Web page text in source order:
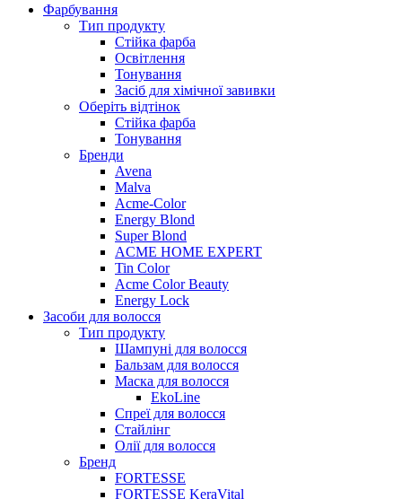
Фарбування
Тип продукту
Стійка фарба
Освітлення
Тонування
Засіб для хімічної завивки
Оберіть відтінок
Стійка фарба
Тонування
Бренди
Avena
Malva
Acme-Color
Energy Blond
Super Blond
ACME HOME EXPERT
Tin Color
Acme Color Beauty
Energy Lock
Засоби для волосся
Тип продукту
Шампуні для волосся
Бальзам для волосся
Маска для волосся
EkoLine
Спреї для волосся
Стайлінг
Олії для волосся
Бренд
FORTESSE
FORTESSE KeraVital